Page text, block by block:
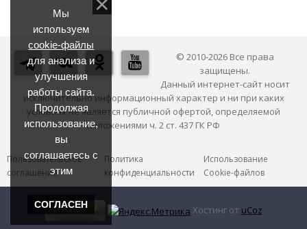
© 2010-2026 Все права
защищены.
Данный интернет-сайт носит
исключительно информационный характер и ни при каких
условиях не является публичной офертой, определяемой
положениями ч. 2 ст. 437 ГК РФ
Пользовательское
соглашение
Политика
конфиденциальности
Использование
Cookie-файлов
Хостинг от uCoz
Мы
используем
cookie-файлы
для анализа и
улучшения
работы сайта.
Продолжая
использование,
вы
соглашаетесь с
этим
СОГЛАСЕН